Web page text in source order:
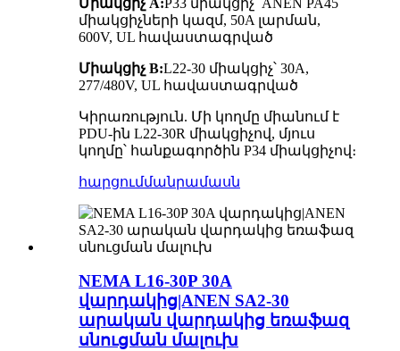
միակցիչների կազմ, 50A լարման,
600V, UL հավաստագրված
Միակցիչ B:L22-30 միակցիչ՝ 30A,
277/480V, UL հավաստագրված
Կիրառություն. Մի կողմը միանում է
PDU-ին L22-30R միակցիչով, մյուս
կողմը՝ հանքագործին P34 միակցիչով։
հարցումմանրամասն
NEMA L16-30P 30A
վարդակից|ANEN SA2-30
արական վարդակից եռաֆազ
սնուցման մալուխ